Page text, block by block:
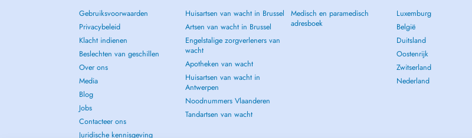
Gebruiksvoorwaarden
Privacybeleid
Klacht indienen
Beslechten van geschillen
Over ons
Media
Blog
Jobs
Contacteer ons
Juridische kennisgeving
Huisartsen van wacht in Brussel
Artsen van wacht in Brussel
Engelstalige zorgverleners van
wacht
Apotheken van wacht
Huisartsen van wacht in
Antwerpen
Noodnummers Vlaanderen
Tandartsen van wacht
Medisch en paramedisch
adresboek
Luxemburg
België
Duitsland
Oostenrijk
Zwitserland
Nederland